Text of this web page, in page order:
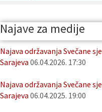
Najave za medije
Najava održavanja Svečane
Sarajeva 06.04.2026. 17:30
Najava održavanja Svečane
Sarajeva 06.04.2025. 19:00